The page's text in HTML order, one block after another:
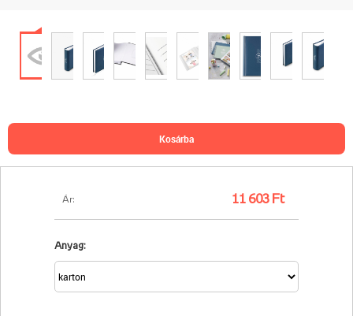
Ár: 11 603 Ft
Anyag:
kosárba